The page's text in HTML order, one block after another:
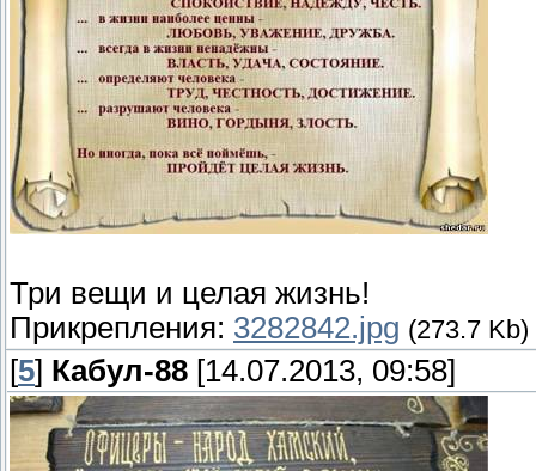
Три вещи и целая жизнь!
Прикрепления: 3282842.jpg (273.7 Kb)
[5] Кабул-88 [14.07.2013, 09:58]